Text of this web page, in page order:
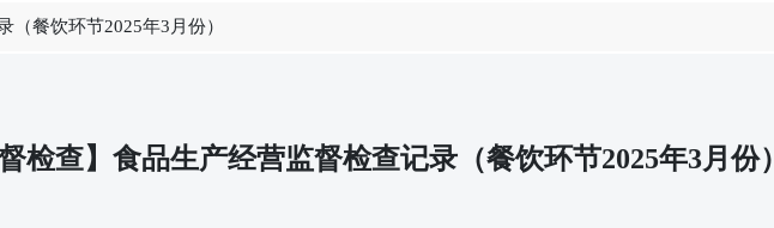
（餐饮环节2025年3月份）
督检查】食品生产经营监督检查记录（餐饮环节2025年3月份）